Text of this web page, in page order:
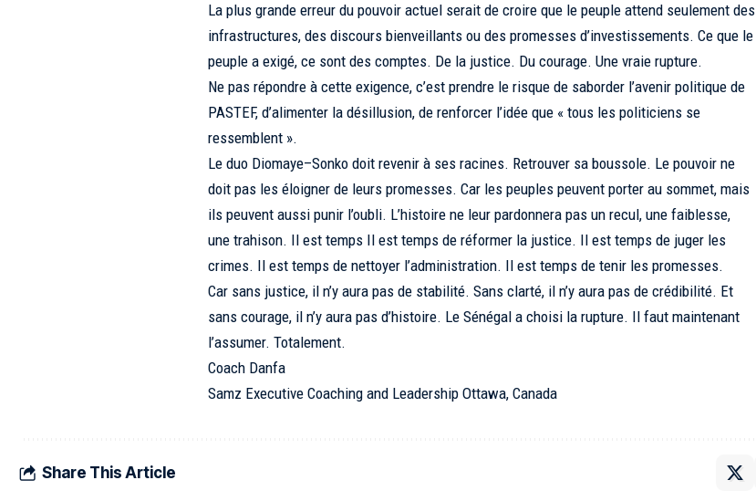
La plus grande erreur du pouvoir actuel serait de croire que le peuple attend seulement des
infrastructures, des discours bienveillants ou des promesses d’investissements. Ce que le
peuple a exigé, ce sont des comptes. De la justice. Du courage. Une vraie rupture.
Ne pas répondre à cette exigence, c’est prendre le risque de saborder l’avenir politique de
PASTEF, d’alimenter la désillusion, de renforcer l’idée que « tous les politiciens se
ressemblent ».
Le duo Diomaye–Sonko doit revenir à ses racines. Retrouver sa boussole. Le pouvoir ne
doit pas les éloigner de leurs promesses. Car les peuples peuvent porter au sommet, mais
ils peuvent aussi punir l’oubli. L’histoire ne leur pardonnera pas un recul, une faiblesse,
une trahison. Il est temps Il est temps de réformer la justice. Il est temps de juger les
crimes. Il est temps de nettoyer l’administration. Il est temps de tenir les promesses.
Car sans justice, il n’y aura pas de stabilité. Sans clarté, il n’y aura pas de crédibilité. Et
sans courage, il n’y aura pas d’histoire. Le Sénégal a choisi la rupture. Il faut maintenant
l’assumer. Totalement.
Coach Danfa
Samz Executive Coaching and Leadership Ottawa, Canada
Share This Article